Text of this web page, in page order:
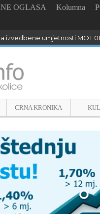
OGLASA Kolumna
izvedbene umjetnosti MOT
CRNA KRONIKA